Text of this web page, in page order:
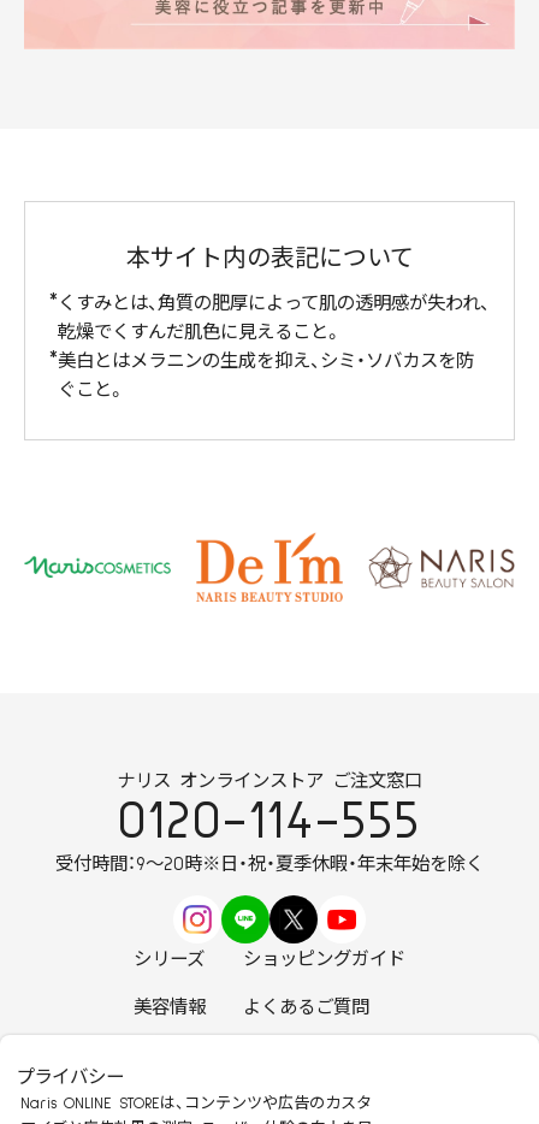
本サイト内の表記について
くすみとは、角質の肥厚によって肌の透明感が失われ、
乾燥でくすんだ肌色に見えること。
美白とはメラニンの生成を抑え、シミ・ソバカスを防
ぐこと。
ナリス オンラインストア ご注文窓口
0120-114-555
受付時間：9～20時※日・祝・夏季休暇・年末年始を除く
シリーズ ショッピングガイド
美容情報 よくあるご質問
プライバシー
Naris ONLINE STOREは、コンテンツや広告のカスタ